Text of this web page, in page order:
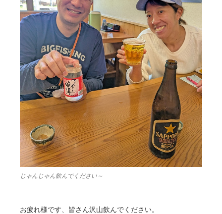
じゃんじゃん飲んでください～
お疲れ様です、皆さん沢山飲んでください。